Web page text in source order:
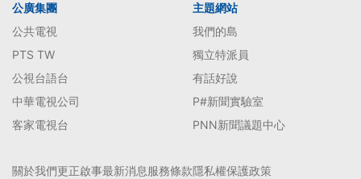
公廣集團
公共電視
PTS TW
公視台語台
中華電視公司
客家電視台
主題網站
我們的島
獨立特派員
有話好說
P#新聞實驗室
PNN新聞議題中心
關於我們更正啟事最新消息服務條款隱私權保護政策